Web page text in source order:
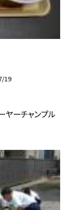
19
ヤーチャンプル